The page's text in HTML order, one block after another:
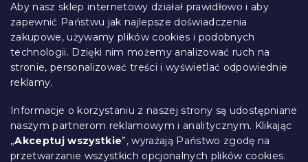
Aby nasz sklep internetowy działał prawidłowo i aby
zapewnić Państwu jak najlepsze doświadczenia
zakupowe, używamy plików cookies i podobnych
technologii. Dzięki nim możemy analizować ruch na
stronie, personalizować treści i wyświetlać odpowiednie
reklamy.
Informacje o korzystaniu z naszej strony są udostępniane
naszym partnerom reklamowym i analitycznym. Klikając
„Akceptuj wszystkie”, wyrażają Państwo zgodę na
przetwarzanie wszystkich opcjonalnych plików cookies.
Informacje dla Ciebie
Śledzenie zamówienia
Opcje dostawy
Metody płatności
Reklamacje i zwroty towarów
Kontakt
Regulamin
Ochrona danych osobowych